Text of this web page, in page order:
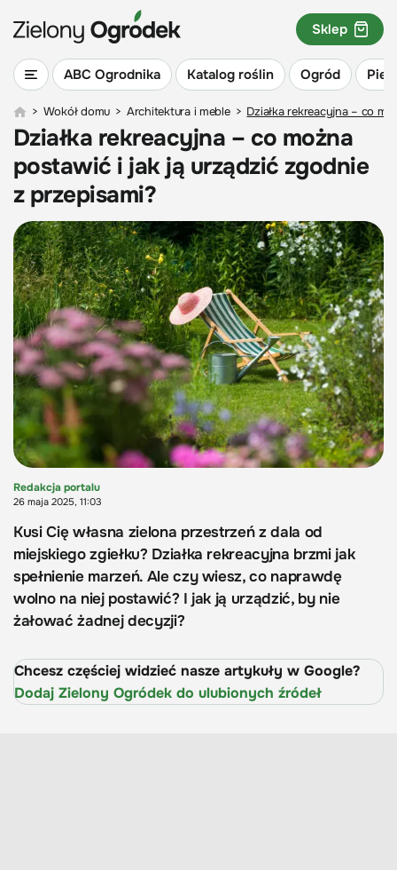
ABC Ogrodnika Katalog roślin Ogród
Sklep
> Wokół domu > Architektura i meble > Działka rekreacyjna – co
Działka rekreacyjna – co można
postawić i jak ją urządzić zgodnie
z przepisami?
Redakcja portalu
26 maja 2025, 11:03
Kusi Cię własna zielona przestrzeń z dala od
miejskiego zgiełku? Działka rekreacyjna brzmi jak
spełnienie marzeń. Ale czy wiesz, co naprawdę
wolno na niej postawić? I jak ją urządzić, by nie
żałować żadnej decyzji?
Chcesz częściej widzieć nasze artykuły w Google?
Dodaj Zielony Ogródek do ulubionych źródeł